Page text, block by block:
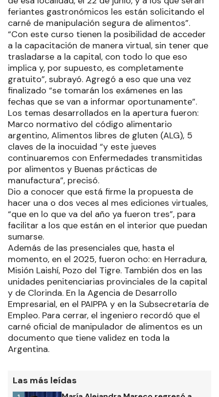
feriantes gastronómicos les están solicitando el
carné de manipulación segura de alimentos”.
“Con este curso tienen la posibilidad de acceder
a la capacitación de manera virtual, sin tener que
trasladarse a la capital, con todo lo que eso
implica y, por supuesto, es completamente
gratuito”, subrayó. Agregó a eso que una vez
finalizado “se tomarán los exámenes en las
fechas que se van a informar oportunamente”.
Los temas desarrollados en la apertura fueron:
Marco normativo del código alimentario
argentino, Alimentos libres de gluten (ALG), 5
claves de la inocuidad “y este jueves
continuaremos con Enfermedades transmitidas
por alimentos y Buenas prácticas de
manufactura”, precisó.
Dio a conocer que está firme la propuesta de
hacer una o dos veces al mes ediciones virtuales,
“que en lo que va del año ya fueron tres”, para
facilitar a los que están en el interior que puedan
sumarse.
Además de las presenciales que, hasta el
momento, en el 2025, fueron ocho: en Herradura,
Misión Laishí, Pozo del Tigre. También dos en las
unidades penitenciarias provinciales de la capital
y de Clorinda. En la Agencia de Desarrollo
Empresarial, en el PAIPPA y en la Subsecretaría de
Empleo. Para cerrar, el ingeniero recordó que el
carné oficial de manipulador de alimentos es un
documento que tiene validez en toda la
Argentina.
Las más leídas